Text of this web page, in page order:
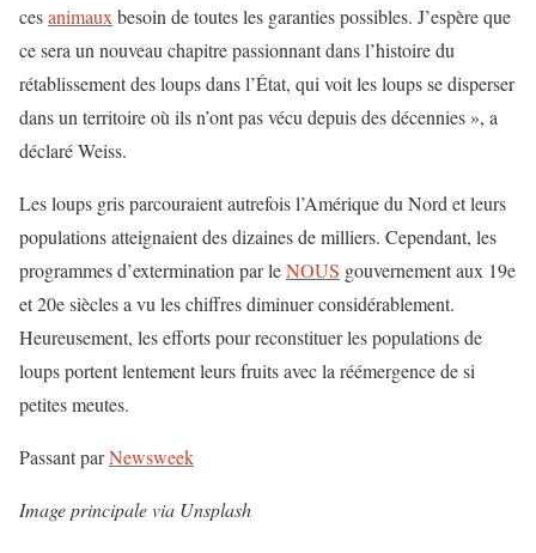
cesanimaux besoin de toutes les garanties possibles. J’espère que
ce sera un nouveau chapitre passionnant dans l’histoire du
rétablissement des loups dans l’État, qui voit les loups se disperser
dans un territoire où ils n’ont pas vécu depuis des décennies », a
déclaré Weiss.
Les loups gris parcouraient autrefois l’Amérique du Nord et leurs
populations atteignaient des dizaines de milliers. Cependant, les
programmes d’extermination par leNOUS gouvernement aux 19e
et 20e siècles a vu les chiffres diminuer considérablement.
Heureusement, les efforts pour reconstituer les populations de
loups portent lentement leurs fruits avec la réémergence de si
petites meutes.
Passant parNewsweek
Image principale via Unsplash